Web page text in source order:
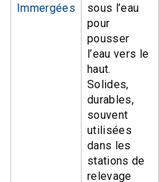
Immergées
sous l’eau
pour
pousser
l’eau vers le
haut.
Solides,
durables,
souvent
utilisées
dans les
stations de
relevage